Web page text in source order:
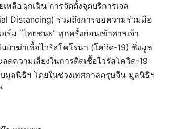
ลือฉุกเฉิน การจัดตั้งจุดบริการเจล
Distancing) รวมถึงการขอความร่วมมือ
ม “ไทยชนะ” ทุกครั้งก่อนเข้าศาลเจ้า
ยาฆ่าเชื้อไวรัสโคโรนา (โควิด-19) ซึ่งมูล
ดความเสี่ยงในการติดเชื้อไวรัสโควิด-19
ลนิธิฯ โดยในช่วงเทศกาลตรุษจีน มูลนิธิฯ